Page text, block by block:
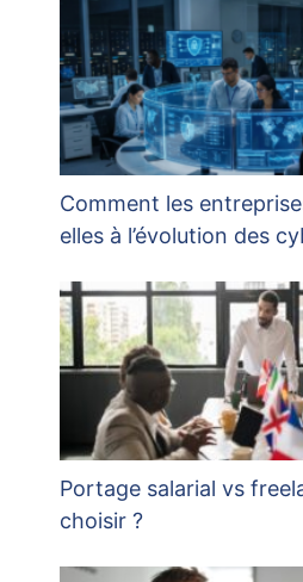
Comment les
elles à l’évolution des
Portage salarial vs
choisir ?